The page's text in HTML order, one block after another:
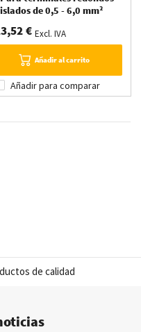
de 0,5 - 6,0 mm²
€ Excl. IVA
Añadir al carrito
Añadir para comparar
de calidad
de 40 años de experiencia